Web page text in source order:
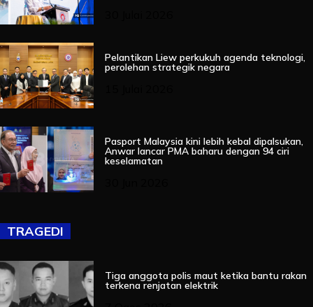
Pelantikan Liew perkukuh agenda teknologi,
perolehan strategik negara
Pasport Malaysia kini lebih kebal dipalsukan,
Anwar lancar PMA baharu dengan 94 ciri
keselamatan
TRAGEDI
Tiga anggota polis maut ketika bantu rakan
terkena renjatan elektrik